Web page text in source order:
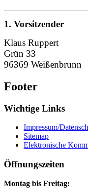
1. Vorsitzender
Klaus Ruppert
Grün 33
96369 Weißenbrunn
Footer
Wichtige Links
Impressum/
Sitemap
Elektronische
Öffnungszeiten
Montag bis Freitag: